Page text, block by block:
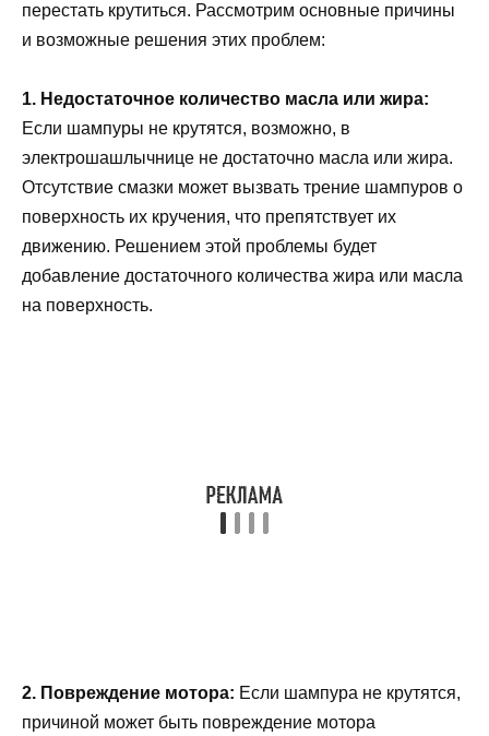
перестать крутиться. Рассмотрим основные причины
и возможные решения этих проблем:
1. Недостаточное количество масла или жира:
Если шампуры не крутятся, возможно, в
электрошашлычнице не достаточно масла или жира.
Отсутствие смазки может вызвать трение шампуров о
поверхность их кручения, что препятствует их
движению. Решением этой проблемы будет
добавление достаточного количества жира или масла
на поверхность.
2. Повреждение мотора: Если шампура не крутятся,
причиной может быть повреждение мотора